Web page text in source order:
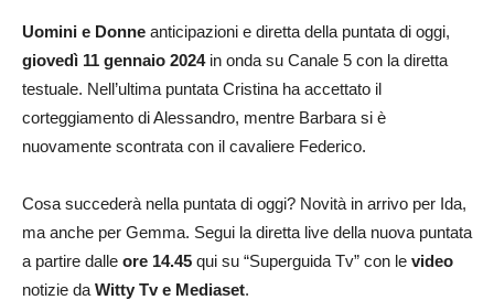
Uomini e Donne anticipazioni e diretta della puntata di oggi,
giovedì 11 gennaio 2024 in onda su Canale 5 con la diretta
testuale. Nell’ultima puntata Cristina ha accettato il
corteggiamento di Alessandro, mentre Barbara si è
nuovamente scontrata con il cavaliere Federico.
Cosa succederà nella puntata di oggi? Novità in arrivo per Ida,
ma anche per Gemma. Segui la diretta live della nuova puntata
a partire dalle ore 14.45 qui su “Superguida Tv” con le video
notizie da Witty Tv e Mediaset.